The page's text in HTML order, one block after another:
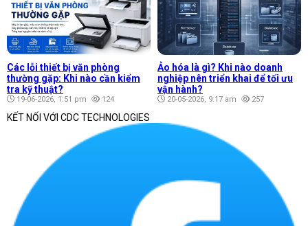
Các lỗi thiết bị văn phòng
thường gặp: Khi nào cần kiểm
tra kỹ thuật?
19-06-2026, 1:51 pm 124
Ảo hóa là gì? Khi nào doanh
nghiệp nên triển khai để tối ưu
vận hành?
20-05-2026, 9:17 am 257
KẾT NỐI VỚI CDC TECHNOLOGIES